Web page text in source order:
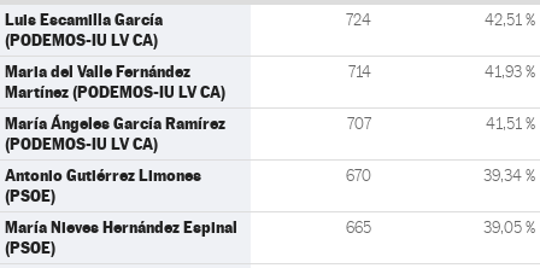
Luis Escamilla García
(PODEMOS-IU LV CA)
724 42,51 %
Maria del Valle Fernández
Martínez (PODEMOS-IU LV CA)
714 41,93 %
María Ángeles García Ramírez
(PODEMOS-IU LV CA)
707 41,51 %
Antonio Gutiérrez Limones
(PSOE)
670 39,34 %
María Nieves Hernández Espinal
(PSOE)
665 39,05 %